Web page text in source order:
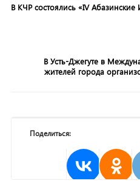
В КЧР состоялись «IV Абазинские
В Усть-Джегуте в
жителей города
Поделиться: